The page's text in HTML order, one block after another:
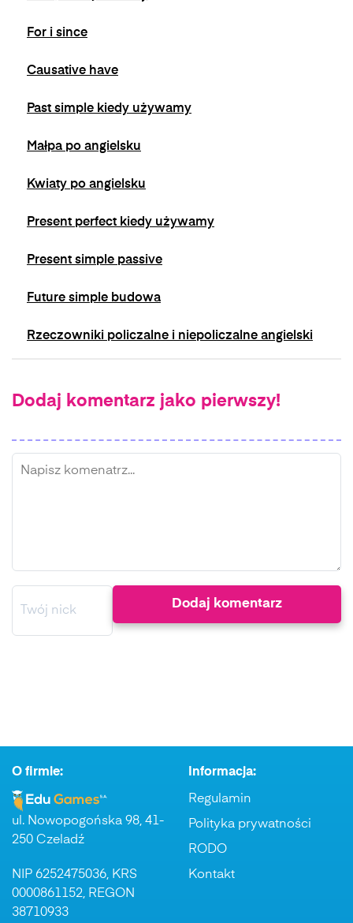
For i since
Causative have
Past simple kiedy używamy
Małpa po angielsku
Kwiaty po angielsku
Present perfect kiedy używamy
Present simple passive
Future simple budowa
Rzeczowniki policzalne i niepoliczalne angielski
Dodaj komentarz jako pierwszy!
O firmie:
ul. Nowopogońska 98, 41-
250 Czeladź
NIP 6252475036, KRS
0000861152, REGON
38710933
Informacja:
Regulamin
Polityka prywatności
RODO
Kontakt